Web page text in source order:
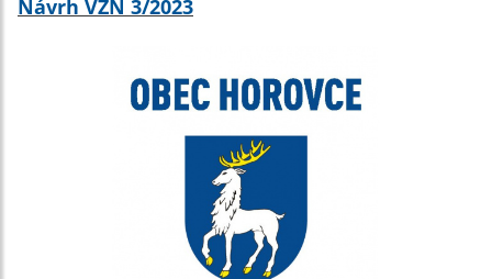
Návrh VZN 3/2023